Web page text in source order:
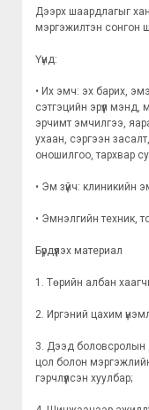
Дээрх шаардлагыг
мэргэжилтэн сонгон
Үүнд:
• Их эмч: эх барих,
сэтгэцийн эрүүл мэнд,
эрчимт эмчилгээ,
ухаан, сэргээн
оношилгоо, тархвар
• Эм зүйч: клиникийн
• Эмнэлгийн техник,
Бүрдүүлэх материал
1. Төрийн албан
2. Иргэний цахим
3. Дээд боловсролын
цол болон
гэрчлүүлсэн хуулбар;